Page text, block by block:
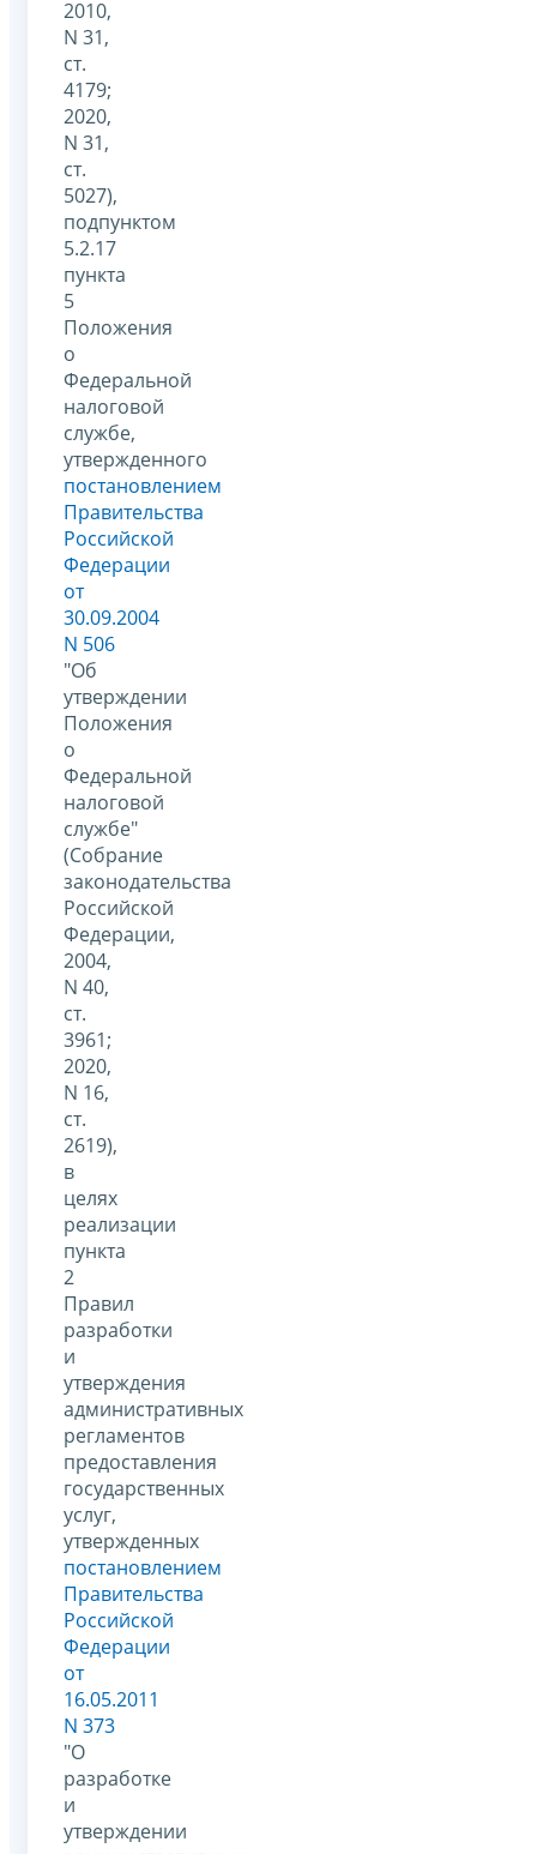
2010,
N 31,
ст.
4179;
2020,
N 31,
ст.
5027),
подпунктом
5.2.17
пункта
5
Положения
о
Федеральной
налоговой
службе,
утвержденного
постановлением
Правительства
Российской
Федерации
от
30.09.2004
N 506
"Об
утверждении
Положения
о
Федеральной
налоговой
службе"
(Собрание
законодательства
Российской
Федерации,
2004,
N 40,
ст.
3961;
2020,
N 16,
ст.
2619),
в
целях
реализации
пункта
2
Правил
разработки
и
утверждения
административных
регламентов
предоставления
государственных
услуг,
утвержденных
постановлением
Правительства
Российской
Федерации
от
16.05.2011
N 373
"О
разработке
и
утверждении